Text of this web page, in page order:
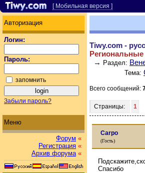
[ Мобильная версия ]
Авторизация
Логин:
Пароль:
запомнить
Забыли пароль?
Меню
Форум «
Регистрация «
Архив форума «
Tiwy.com -
→ Раздел:
Тема:
Всего сообщений:
Страницы: 1
Carpo
(Гость)
Спасибо